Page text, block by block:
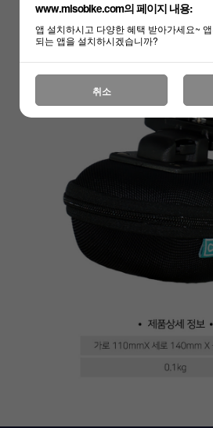
www.misobike.com의 페이지 내용:
앱 설치하시고 다양한 혜택 받아가세요~
되는 앱을 설치하시겠습니까?
취소